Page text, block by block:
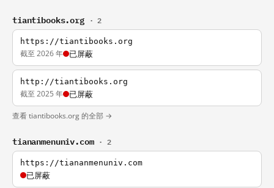
tiantibooks.org · 2
https://tiantibooks.org
截至 2026 年 已屏蔽
http://tiantibooks.org
截至 2025 年 已屏蔽
查看 tiantibooks.org 的全部 →
tiananmenuniv.com · 2
https://tiananmenuniv.com
已屏蔽